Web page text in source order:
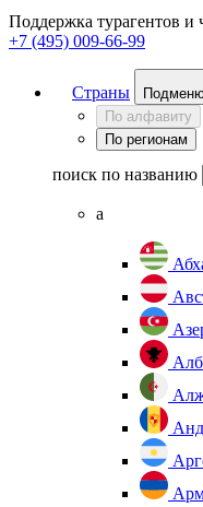
Поддержка турагентов и
+7 (495) 009-66-99
Страны
По алфавиту
По регионам
поиск по названию
а